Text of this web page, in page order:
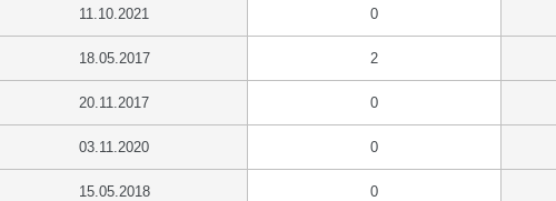
11.10.2021 0
18.05.2017 2
20.11.2017 0
03.11.2020 0
15.05.2018 0